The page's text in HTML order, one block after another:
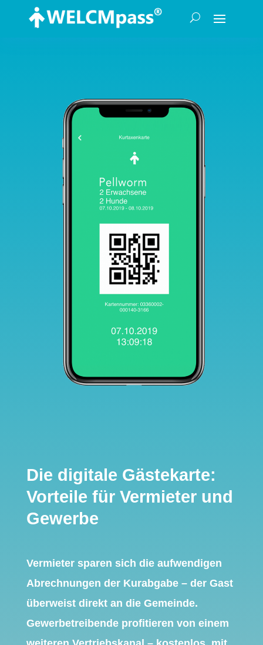
Die digitale Gästekarte:
Vorteile für Vermieter und
Gewerbe
Vermieter sparen sich die aufwendigen
Abrechnungen der Kurabgabe – der Gast
überweist direkt an die Gemeinde.
Gewerbetreibende profitieren von einem